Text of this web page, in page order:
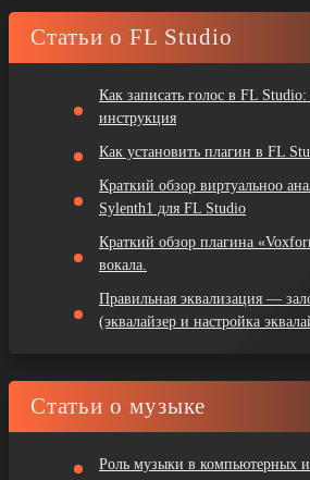
Статьи о FL Studio
Как записать голос в FL
инструкция
Как установить плагин в FL
Краткий обзор виртуальноо
Sylenth1 для FL Studio
Краткий обзор плагина
вокала.
Правильная эквализация —
(эквалайзер и настройка
Статьи о музыке
Роль музыки в компьютерных